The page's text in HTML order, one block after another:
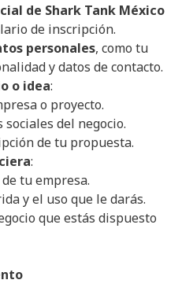
de Shark Tank México
de inscripción.
personales, como tu
y datos de contacto.
o idea:
o proyecto.
sociales del negocio.
de tu propuesta.
:
tu empresa.
y el uso que le darás.
que estás dispuesto